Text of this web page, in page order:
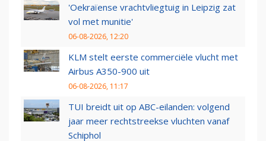
'Oekraïense vrachtvliegtuig in Leipzig zat
vol met munitie'
06-08-2026, 12:20
KLM stelt eerste commerciële vlucht met
Airbus A350-900 uit
06-08-2026, 11:17
TUI breidt uit op ABC-eilanden: volgend
jaar meer rechtstreekse vluchten vanaf
Schiphol